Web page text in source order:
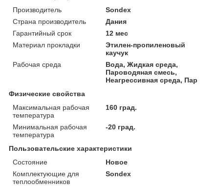
Производитель
Sondex
Страна производитель
Дания
Гарантийный срок
12 мес
Материал прокладки
Этилен-пропиленовый
каучук
Рабочая среда
Вода, Жидкая среда,
Пароводяная смесь,
Неагрессивная среда, Пар
Физические свойства
Максимальная рабочая
температура
160 град.
Минимальная рабочая
температура
-20 град.
Пользовательские характеристики
Состояние
Новое
Комплектующие для
теплообменников
Sondex